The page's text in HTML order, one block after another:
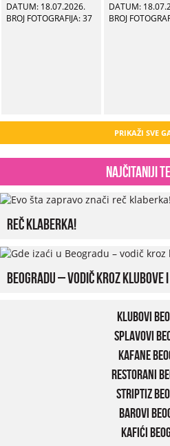
DATUM: 18.07.2026.
BROJ FOTOGRAFIJA: 37
DATUM:
BROJ
PRIKAŽI SVE
Najčitaniji
reč klaberka!
Beogradu – vodič kroz klubove
Klubovi
Splavovi
Kafane
Restorani
Striptiz
Barovi
Kafići